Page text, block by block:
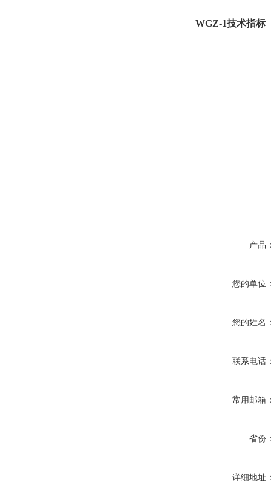
WGZ-1技术指标
产品
您的单位
您的姓名
联系电话
常用邮箱
省份
详细地址